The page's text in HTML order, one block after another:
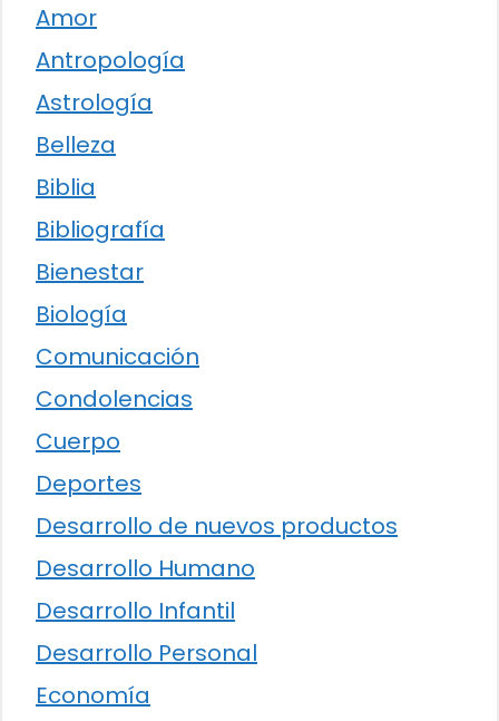
Amor
Antropología
Astrología
Belleza
Biblia
Bibliografía
Bienestar
Biología
Comunicación
Condolencias
Cuerpo
Deportes
Desarrollo de nuevos productos
Desarrollo Humano
Desarrollo Infantil
Desarrollo Personal
Economía